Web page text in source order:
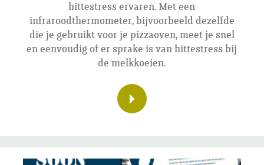
hittestress ervaren. Met een
infraroodthermometer, bijvoorbeeld dezelfde
die je gebruikt voor je pizzaoven, meet je snel
en eenvoudig of er sprake is van hittestress bij
de melkkoeien.